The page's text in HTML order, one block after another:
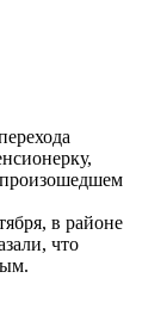
в районе
что